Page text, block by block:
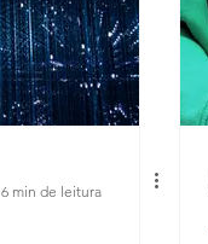
6 min de leitura